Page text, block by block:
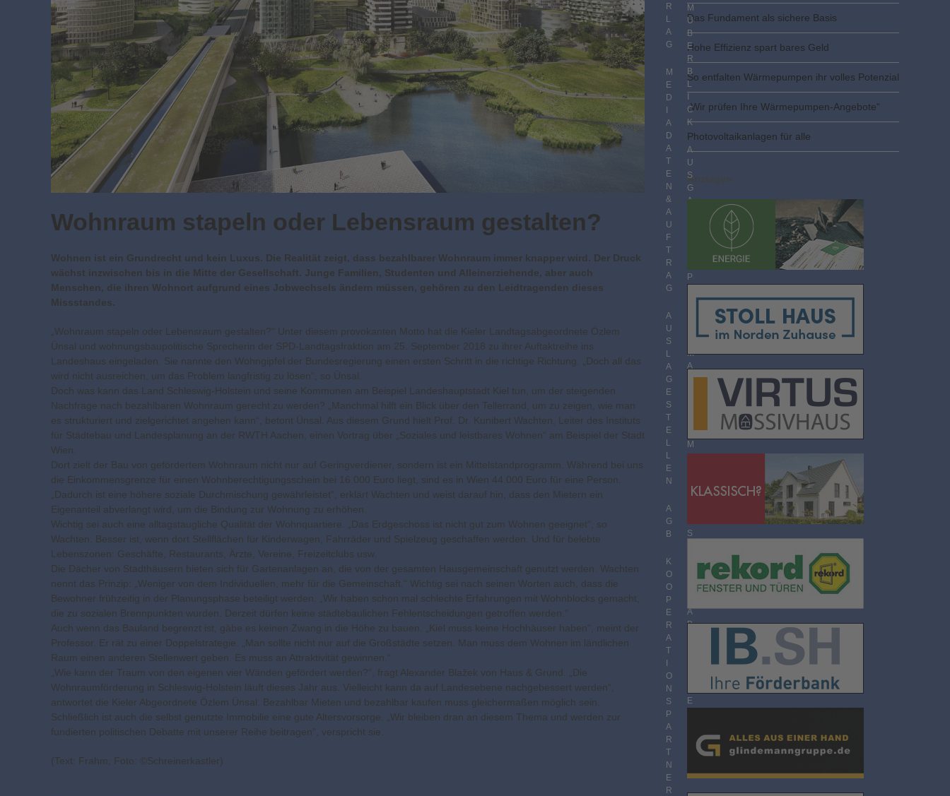
Wohnraum stapeln oder Lebensraum gestalten?
Wohnen ist ein Grundrecht und kein Luxus. Die Realität zeigt, dass bezahlbarer Wohnraum immer knapper wird. Der Druck
wächst inzwischen bis in die Mitte der Gesellschaft. Junge Familien, Studenten und Alleinerziehende, aber auch
Menschen, die ihren Wohnort aufgrund eines Jobwechsels ändern müssen, gehören zu den Leidtragenden dieses
Missstandes.
„Wohnraum stapeln oder Lebensraum gestalten?“ Unter diesem provokanten Motto hat die Kieler Landtagsabgeordnete Özlem
Ünsal und wohnungsbaupolitische Sprecherin der SPD-Landtagsfraktion am 25. September 2018 zu ihrer Auftaktreihe ins
Landeshaus eingeladen. Sie nannte den Wohngipfel der Bundesregierung einen ersten Schritt in die richtige Richtung. „Doch all das
wird nicht ausreichen, um das Problem langfristig zu lösen“, so Ünsal.
Doch was kann das Land Schleswig-Holstein und seine Kommunen am Beispiel Landeshauptstadt Kiel tun, um der steigenden
Nachfrage nach bezahlbaren Wohnraum gerecht zu werden? „Manchmal hilft ein Blick über den Tellerrand, um zu zeigen, wie man
es strukturiert und zielgerichtet angehen kann“, betont Ünsal. Aus diesem Grund hielt Prof. Dr. Kunibert Wachten, Leiter des Instituts
für Städtebau und Landesplanung an der RWTH Aachen, einen Vortrag über „Soziales und leistbares Wohnen“ am Beispiel der Stadt
Wien.
Dort zielt der Bau von gefördertem Wohnraum nicht nur auf Geringverdiener, sondern ist ein Mittelstandprogramm. Während bei uns
die Einkommensgrenze für einen Wohnberechtigungsschein bei 16.000 Euro liegt, sind es in Wien 44.000 Euro für eine Person.
„Dadurch ist eine höhere soziale Durchmischung gewährleistet“, erklärt Wachten und weist darauf hin, dass den Mietern ein
Eigenanteil abverlangt wird, um die Bindung zur Wohnung zu erhöhen.
Wichtig sei auch eine alltagstaugliche Qualität der Wohnquartiere. „Das Erdgeschoss ist nicht gut zum Wohnen geeignet“, so
Wachten. Besser ist, wenn dort Stellflächen für Kinderwagen, Fahrräder und Spielzeug geschaffen werden. Und für belebte
Lebenszonen: Geschäfte, Restaurants, Ärzte, Vereine, Freizeitclubs usw.
Die Dächer von Stadthäusern bieten sich für Gartenanlagen an, die von der gesamten Hausgemeinschaft genutzt werden. Wachten
nennt das Prinzip: „Weniger von dem Individuellen, mehr für die Gemeinschaft.“ Wichtig sei nach seinen Worten auch, dass die
Bewohner frühzeitig in der Planungsphase beteiligt werden. „Wir haben schon mal schlechte Erfahrungen mit Wohnblocks gemacht,
die zu sozialen Brennpunkten wurden. Derzeit dürfen keine städtebaulichen Fehlentscheidungen getroffen werden.“
Auch wenn das Bauland begrenzt ist, gäbe es keinen Zwang in die Höhe zu bauen. „Kiel muss keine Hochhäuser haben“, meint der
Professor. Er rät zu einer Doppelstrategie. „Man sollte nicht nur auf die Großstädte setzen. Man muss dem Wohnen im ländlichen
Raum einen anderen Stellenwert geben. Es muss an Attraktivität gewinnen.“
„Wie kann der Traum von den eigenen vier Wänden gefördert werden?“, fragt Alexander Blažek von Haus & Grund. „Die
Wohnraumförderung in Schleswig-Holstein läuft dieses Jahr aus. Vielleicht kann da auf Landesebene nachgebessert werden“,
antwortet die Kieler Abgeordnete Özlem Ünsal. Bezahlbar Mieten und bezahlbar kaufen muss gleichermaßen möglich sein.
Schließlich ist auch die selbst genutzte Immobilie eine gute Altersvorsorge. „Wir bleiben dran an diesem Thema und werden zur
fundierten politischen Debatte mit unserer Reihe beitragen“, verspricht sie.
(Text: Frahm; Foto: ©Schreinerkastler)
Das Fundament als sichere Basis
Hohe Effizienz spart bares Geld
So entfalten Wärmepumpen ihr volles Potenzial
„Wir prüfen Ihre Wärmepumpen-Angebote“
Photovoltaik­­anlagen für alle
Anzeigen
R
L
A
G
M
E
D
A
D
A
T
E
N
&
A
U
F
T
R
A
G
A
U
S
L
A
G
E
S
T
E
L
L
E
N
A
G
B
K
O
O
P
E
R
A
T
O
N
S
P
A
R
T
N
E
R
M
Ü
B
E
R
B
L
C
K
A
U
S
G
A
P
M
A
M
B
S
A
B
E